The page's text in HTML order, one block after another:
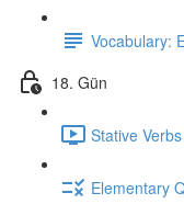
Vocabulary:
18. Gün
Stative
Elementary